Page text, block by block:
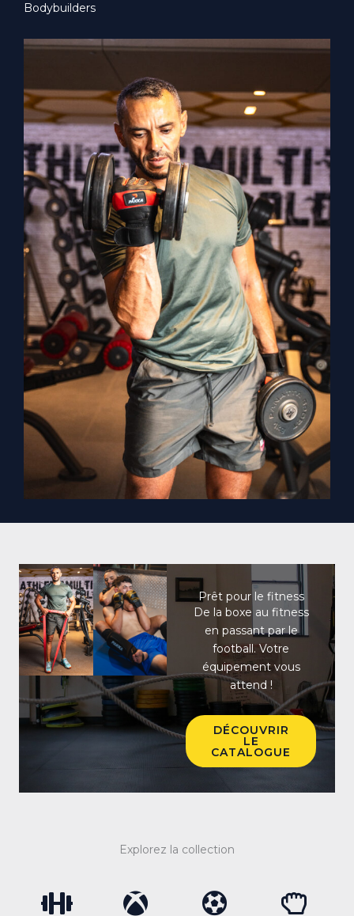
Bodybuilders
Prêt pour le fitness
De la boxe au fitness
en passant par le
football. Votre
équipement vous
attend !
DÉCOUVRIR
LE
CATALOGUE
Explorez la collection